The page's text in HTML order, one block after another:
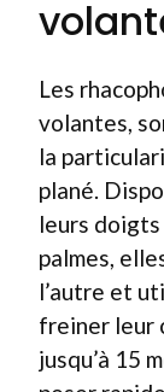
Les
volantes,
la
plané.
leurs
palmes,
l’autre et
freiner leur
jusqu’à 15